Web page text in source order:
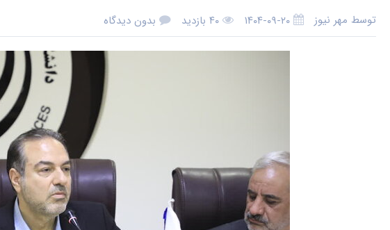
توسط مهر نیوز ۱۴۰۴-۰۹-۲۰ ۴۰ بازدید بدون دیدگاه